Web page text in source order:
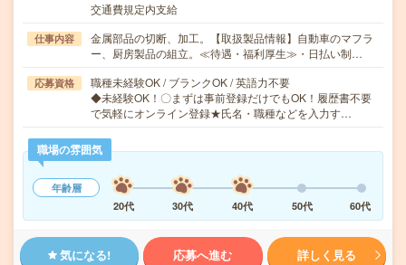
交通費規定内支給
仕事内容
金属部品の切断、加工。【取扱製品情報】自動車のマフラ
ー、厨房製品の組立。≪待遇・福利厚生≫・日払い制…
応募資格
職種未経験OK / ブランクOK / 英語力不要
◆未経験OK！〇まずは事前登録だけでもOK！履歴書不要
で気軽にオンライン登録★氏名・職種などを入力す…
職場の雰囲気
年齢層
20代
30代 40代 50代 60代
気になる! 応募へ進む 詳しく見る